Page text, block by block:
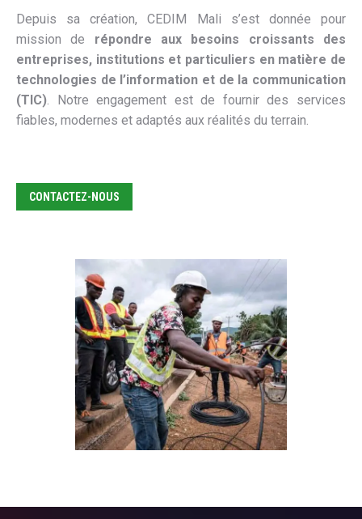
Depuis sa création, CEDIM Mali s’est donnée pour
mission de répondre aux besoins croissants des
entreprises, institutions et particuliers en matière de
technologies de l’information et de la communication
(TIC). Notre engagement est de fournir des services
fiables, modernes et adaptés aux réalités du terrain.
CONTACTEZ-NOUS